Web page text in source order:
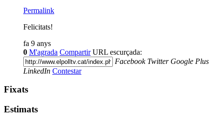
Permalink
Felicitats!
fa 9 anys
0 M'agrada Compartir URL escurçada:
Facebook Twitter Google Plus
LinkedIn Contestar
Fixats
Estimats